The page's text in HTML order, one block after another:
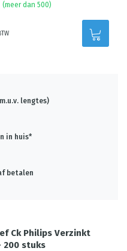
(meer dan 500)
lengtes)
in huis*
betalen
Ck Philips Verzinkt
200 stuks